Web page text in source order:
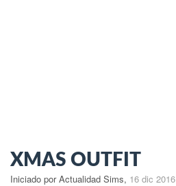
XMAS OUTFIT
Iniciado por Actualidad Sims, 16 dic 2016